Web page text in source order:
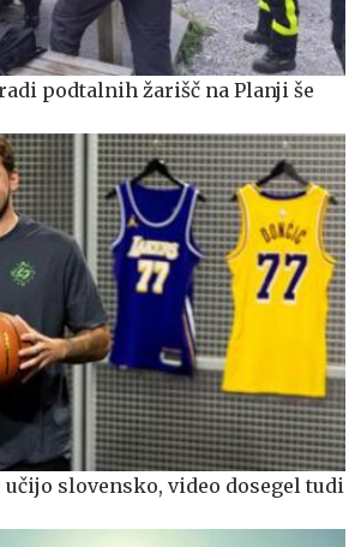
podtalnih žarišč na Planji še
učijo slovensko, video dosegel tudi